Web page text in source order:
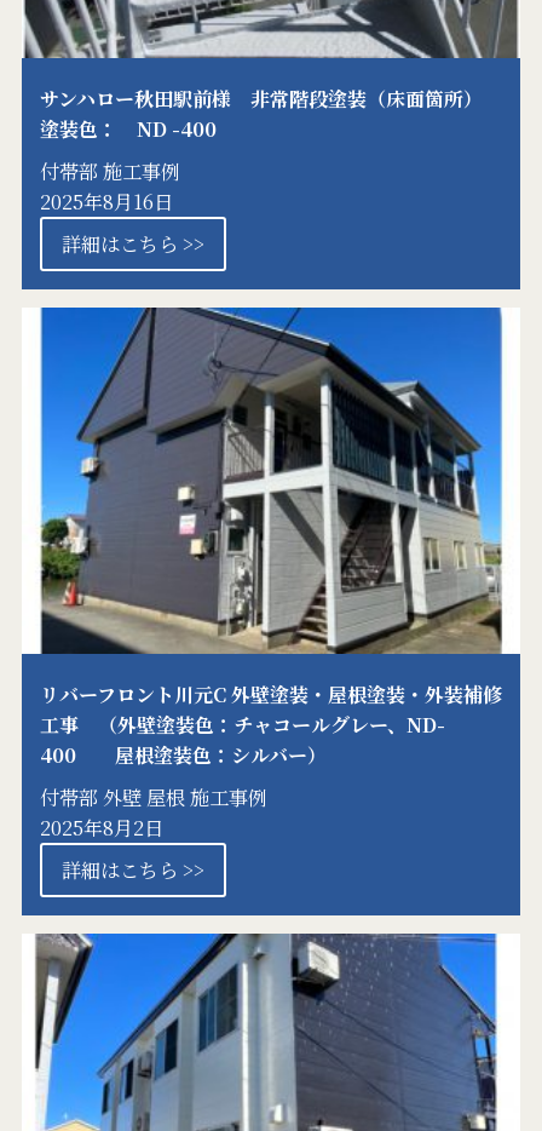
サンハロー秋田駅前様 非常階段塗装（床面箇所）
塗装色： ND -400
付帯部 施工事例
2025年8月16日
詳細はこちら >>
リバーフロント川元C 外壁塗装・屋根塗装・外装補修
工事 （外壁塗装色：チャコールグレー、ND-
400 屋根塗装色：シルバー）
付帯部 外壁 屋根 施工事例
2025年8月2日
詳細はこちら >>